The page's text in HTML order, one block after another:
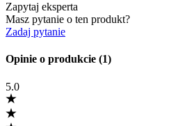
Zapytaj eksperta
Masz pytanie o ten produkt?
Zadaj pytanie
Opinie o produkcie (1)
5.0